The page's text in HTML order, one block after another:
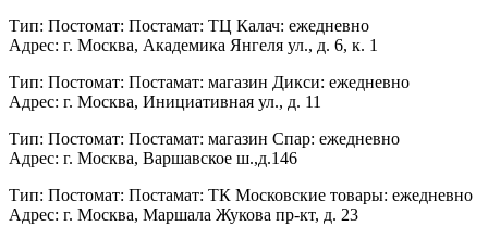
Тип: Постомат: Постамат: ТЦ Калач: ежедневно
Адрес: г. Москва, Академика Янгеля ул., д. 6, к. 1
Тип: Постомат: Постамат: магазин Дикси: ежедневно
Адрес: г. Москва, Инициативная ул., д. 11
Тип: Постомат: Постамат: магазин Спар: ежедневно
Адрес: г. Москва, Варшавское ш.,д.146
Тип: Постомат: Постамат: ТК Московские товары: ежедневно
Адрес: г. Москва, Маршала Жукова пр-кт, д. 23